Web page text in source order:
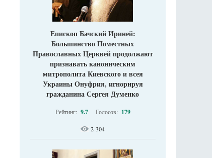
Епископ Бачский Ириней:
Большинство Поместных
Православных Церквей продолжают
признавать каноническим
митрополита Киевского и всея
Украины Онуфрия, игнорируя
гражданина Сергея Думенко
Рейтинг: 9.7 Голосов: 179
2 304